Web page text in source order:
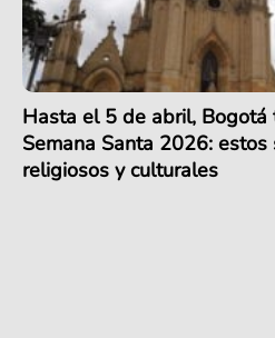
Hasta el 5 de abril,
Semana Santa 2026:
religiosos y culturales